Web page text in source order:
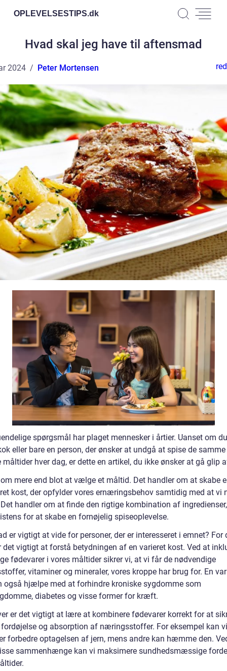
OPLEVELSESTIPS.dk
Hvad skal jeg have til aftensmad
2024 Peter Mortensen
spørgsmål har plaget mennesker i årtier. Uanset om
eller bare en person, der ønsker at undgå at spise de samme
måltider hver dag, er dette en artikel, du ikke ønsker at gå glip
mere end blot at vælge et måltid. Det handler om at skabe
kost, der opfylder vores ernæringsbehov samtidig med at vi
handler om at finde den rigtige kombination af
for at skabe en fornøjelig spiseoplevelse.
er vigtigt at vide for personer, der er interesseret i emnet? For
det vigtigt at forstå betydningen af en varieret kost. Ved at
fødevarer i vores måltider sikrer vi, at vi får de nødvendige
vitaminer og mineraler, vores kroppe har brug for. En
også hjælpe med at forhindre kroniske sygdomme som
diabetes og visse former for kræft.
er det vigtigt at lære at kombinere fødevarer korrekt for at
og absorption af næringsstoffer. For eksempel kan
forbedre optagelsen af jern, mens andre kan hæmme den.
sammenhænge kan vi maksimere sundhedsmæssige